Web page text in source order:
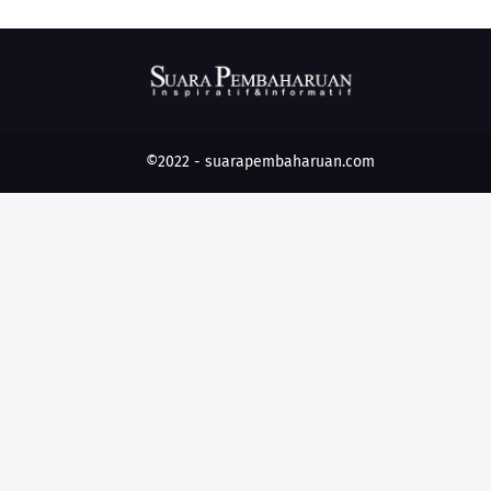
©2022 - suarapembaharuan.com